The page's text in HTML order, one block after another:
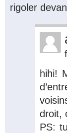
rigoler
hihi!
droit,
PS: